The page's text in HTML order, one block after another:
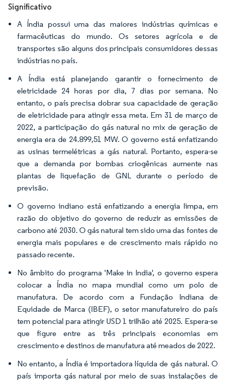
Significativo
A Índia possui uma das maiores indústrias químicas e
farmacêuticas do mundo. Os setores agrícola e de
transportes são alguns dos principais consumidores dessas
indústrias no país.
A Índia está planejando garantir o fornecimento de
eletricidade 24 horas por dia, 7 dias por semana. No
entanto, o país precisa dobrar sua capacidade de geração
de eletricidade para atingir essa meta. Em 31 de março de
2022, a participação do gás natural no mix de geração de
energia era de 24.899,51 MW. O governo está enfatizando
as usinas termelétricas a gás natural. Portanto, espera-se
que a demanda por bombas criogênicas aumente nas
plantas de liquefação de GNL durante o período de
previsão.
O governo indiano está enfatizando a energia limpa, em
razão do objetivo do governo de reduzir as emissões de
carbono até 2030. O gás natural tem sido uma das fontes de
energia mais populares e de crescimento mais rápido no
passado recente.
No âmbito do programa 'Make in India', o governo espera
colocar a Índia no mapa mundial como um polo de
manufatura. De acordo com a Fundação Indiana de
Equidade de Marca (IBEF), o setor manufatureiro do país
tem potencial para atingir USD 1 trilhão até 2025. Espera-se
que figure entre as três principais economias em
crescimento e destinos de manufatura até meados de 2022.
No entanto, a Índia é importadora líquida de gás natural. O
país importa gás natural por meio de suas instalações de